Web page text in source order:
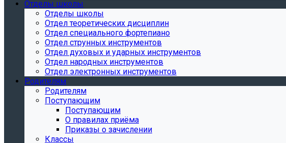
Отделы школы
Отделы школы
Отдел теоретических дисциплин
Отдел специального фортепиано
Отдел струнных инструментов
Отдел духовых и ударных инструментов
Отдел народных инструментов
Отдел электронных инструментов
Родителям
Родителям
Поступающим
Поступающим
О правилах приёма
Приказы о зачислении
Классы